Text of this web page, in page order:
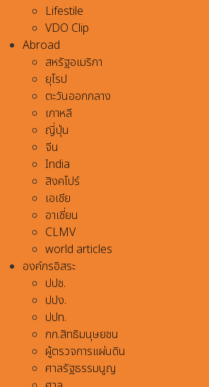
Lifestile
VDO Clip
Abroad
สหรัฐอเมริกา
ยุโรป
ตะวันออกกลาง
เกาหลี
ญี่ปุ่น
จีน
India
สิงคโปร์
เอเชีย
อาเชี่ยน
CLMV
world articles
องค์กรอิสระ
ปปช.
ปปง.
ปปท.
กก.สิทธิมนุษยชน
ผู้ตรวจการแผ่นดิน
ศาลรัฐธรรมนูญ